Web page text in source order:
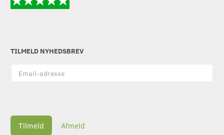
TILMELD NYHEDSBREV
adresse
Tilmeld Afmeld